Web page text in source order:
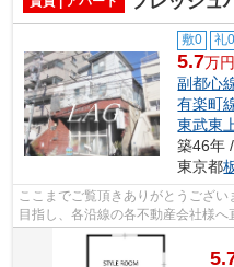
敷0 礼0
5.7万円
副都心
有楽町
東武東
築46年
東京都
ここまでご覧頂きありがとうござ
目指し、各沿線の各不動産会社様へ
様へ提供しております！最新の情報